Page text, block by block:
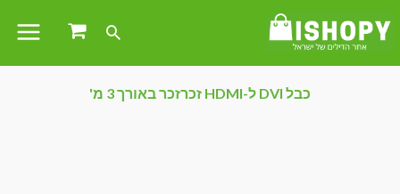
כבל DVI ל-HDMI זכרזכר באורך 3 מ'